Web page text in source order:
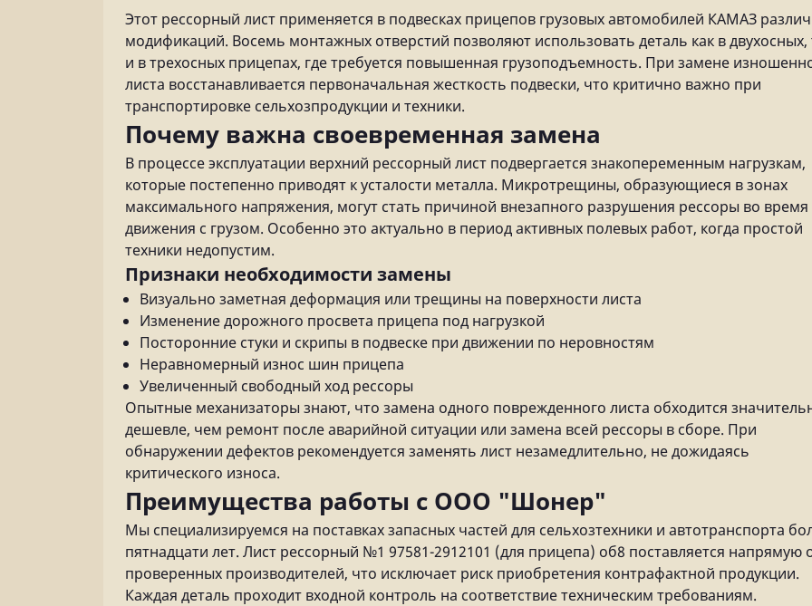
Этот рессорный лист применяется в подвесках прицепов грузовых автомобилей КАМАЗ
модификаций. Восемь монтажных отверстий позволяют использовать деталь как в двухосных,
и в трехосных прицепах, где требуется повышенная грузоподъемность. При замене
листа восстанавливается первоначальная жесткость подвески, что критично важно при
транспортировке сельхозпродукции и техники.
Почему важна своевременная замена
В процессе эксплуатации верхний рессорный лист подвергается знакопеременным нагрузкам,
которые постепенно приводят к усталости металла. Микротрещины, образующиеся в зонах
максимального напряжения, могут стать причиной внезапного разрушения рессоры во время
движения с грузом. Особенно это актуально в период активных полевых работ, когда простой
техники недопустим.
Признаки необходимости замены
Визуально заметная деформация или трещины на поверхности листа
Изменение дорожного просвета прицепа под нагрузкой
Посторонние стуки и скрипы в подвеске при движении по неровностям
Неравномерный износ шин прицепа
Увеличенный свободный ход рессоры
Опытные механизаторы знают, что замена одного поврежденного листа обходится
дешевле, чем ремонт после аварийной ситуации или замена всей рессоры в сборе. При
обнаружении дефектов рекомендуется заменять лист незамедлительно, не дожидаясь
критического износа.
Преимущества работы с ООО "Шонер"
Мы специализируемся на поставках запасных частей для сельхозтехники и автотранспорта
пятнадцати лет. Лист рессорный №1 97581-2912101 (для прицепа) об8 поставляется напрямую
проверенных производителей, что исключает риск приобретения контрафактной продукции.
Каждая деталь проходит входной контроль на соответствие техническим требованиям.